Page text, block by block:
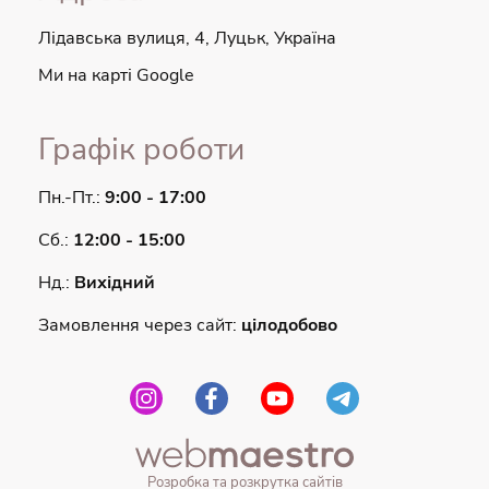
Лідавська вулиця, 4, Луцьк, Україна
Ми на карті Google
Графік роботи
Пн.-Пт.: 9:00 - 17:00
Сб.: 12:00 - 15:00
Нд.: Вихідний
Замовлення через сайт: цілодобово
Розробка та розкрутка сайтів